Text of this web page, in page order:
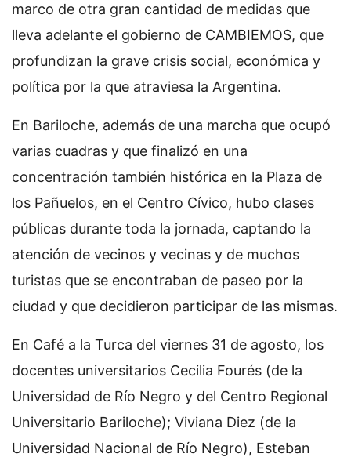
marco de otra gran cantidad de medidas que
lleva adelante el gobierno de CAMBIEMOS, que
profundizan la grave crisis social, económica y
política por la que atraviesa la Argentina.
En Bariloche, además de una marcha que ocupó
varias cuadras y que finalizó en una
concentración también histórica en la Plaza de
los Pañuelos, en el Centro Cívico, hubo clases
públicas durante toda la jornada, captando la
atención de vecinos y vecinas y de muchos
turistas que se encontraban de paseo por la
ciudad y que decidieron participar de las mismas.
En Café a la Turca del viernes 31 de agosto, los
docentes universitarios Cecilia Fourés (de la
Universidad de Río Negro y del Centro Regional
Universitario Bariloche); Viviana Diez (de la
Universidad Nacional de Río Negro), Esteban